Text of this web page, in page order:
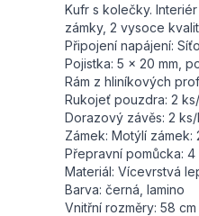
Kufr s kolečky.
zámky, 2 vysoce
Připojení napájení:
Pojistka: 5 x 20 mm,
Rám z hliníkových
Rukojeť pouzdra: 2
Dorazový závěs: 2 ks/
Zámek: Motýlí
Přepravní pomůcka:
Materiál: Vícevrstvá
Barva: černá, lamino
Vnitřní rozměry: 58